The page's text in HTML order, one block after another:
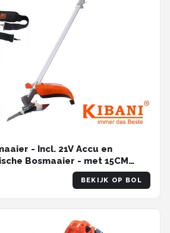
- Incl. 21V Accu en
Bosmaaier - met 15CM
met Maaidraad, Zaagblad en
- KantenmaaierBEKIJK OP BOL